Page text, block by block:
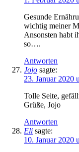
Gesunde
wichtig meiner
Ansonsten habt
so….
Antworten
Jojo sagte:
23. Januar 2020
Tolle Seite,
Grüße, Jojo
Antworten
Eli sagte:
10. Januar 2020